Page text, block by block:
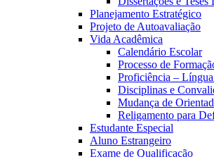
Planejamento Estratégico
Projeto de Autoavaliação
Vida Acadêmica
Calendário Escolar
Processo de
Proficiência –
Disciplinas e
Mudança de
Religamento para
Estudante Especial
Aluno Estrangeiro
Exame de Qualificação